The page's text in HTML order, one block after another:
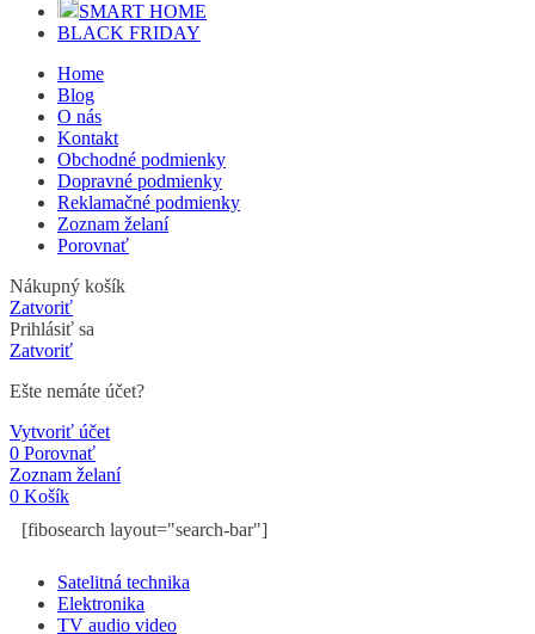
SMART HOME
BLACK FRIDAY
Home
Blog
O nás
Kontakt
Obchodné podmienky
Dopravné podmienky
Reklamačné podmienky
Zoznam želaní
Porovnať
Nákupný košík
Zatvoriť
Prihlásiť sa
Zatvoriť
Ešte nemáte účet?
Vytvoriť účet
0 Porovnať
Zoznam želaní
0 Košík
[fibosearch layout="search-bar"]
Satelitná technika
Elektronika
TV audio video